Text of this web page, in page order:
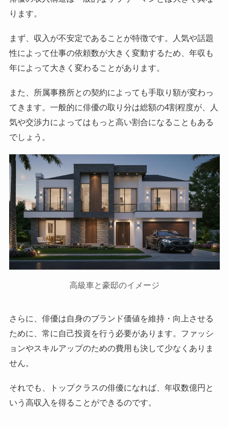
ります。
まず、収入が不安定であることが特徴です。人気や話題
性によって仕事の依頼数が大きく変動するため、年収も
年によって大きく変わることがあります。
また、所属事務所との契約によっても手取り額が変わっ
てきます。一般的に俳優の取り分は総額の4割程度が、人
気や交渉力によってはもっと高い割合になることもある
でしょう。
高級車と豪邸のイメージ
さらに、俳優は自身のブランド価値を維持・向上させる
ために、常に自己投資を行う必要があります。ファッシ
ョンやスキルアップのための費用も決して少なくありま
せん。
それでも、トップクラスの俳優になれば、年収数億円と
いう高収入を得ることができるのです。